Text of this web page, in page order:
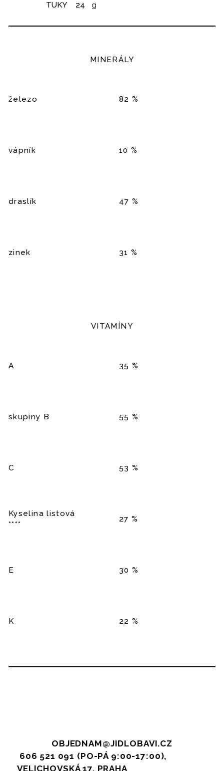
TUKY 24 g
MINERÁLY
železo 82 %
vápník 10 %
draslík 47 %
zinek 31 %
VITAMÍNY
A 35 %
skupiny B 55 %
C 53 %
Kyselina listová
****
27 %
E 30 %
K 22 %
OBJEDNAM@JIDLOBAVI.CZ
606 521 091 (PO-PÁ 9:00-17:00),
VELICHOVSKÁ 17, PRAHA